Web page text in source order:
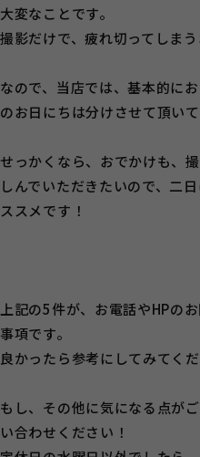
大変なことです。
撮影だけで、疲れ切ってしまう
なので、当店では、基本的に
のお日にちは分けさせて頂いて
せっかくなら、おでかけも、
しんでいただきたいので、二
ススメです！
上記の5件が、お電話やHPの
事項です。
良かったら参考にしてみてく
もし、その他に気になる点が
い合わせください！